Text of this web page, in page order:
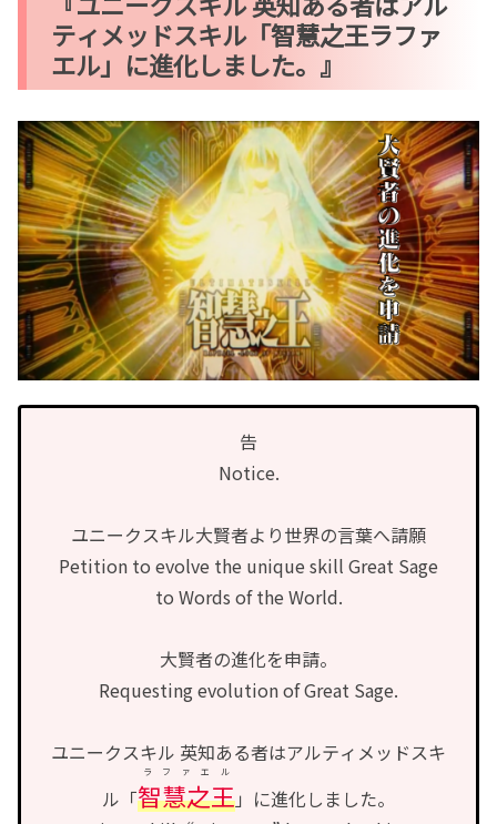
ティメッドスキル「智慧之王ラファ
エル」に進化しました。』
告
Notice.
ユニークスキル大賢者より世界の言葉へ請願
Petition to evolve the unique skill Great Sage
to Words of the World.
大賢者の進化を申請。
Requesting evolution of Great Sage.
ユニークスキル 英知ある者はアルティメッドスキ
ル「智慧之王
ラファエル
」に進化しました。